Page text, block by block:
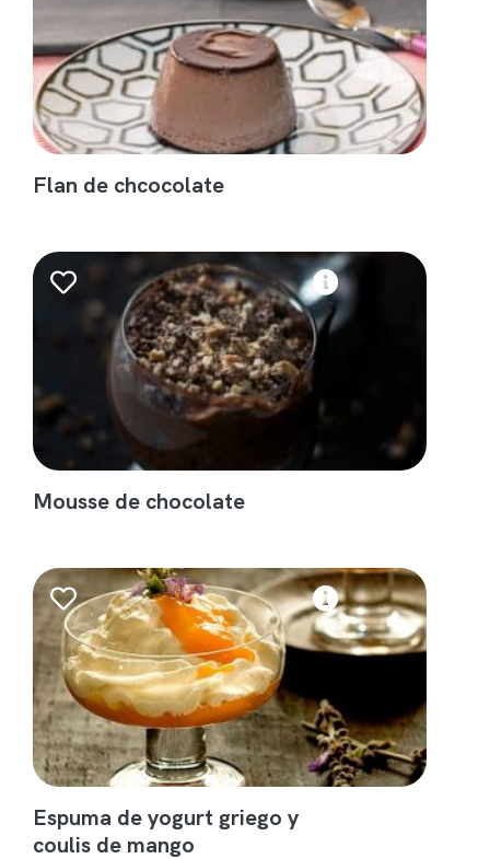
Flan de chcocolate
Mousse de chocolate
Espuma de yogurt griego y
coulis de mango